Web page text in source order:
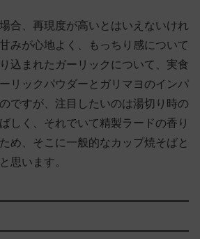
合、再現度が高いとはいえないけれ
みが心地よく、もっちり感について
込まれたガーリックについて、実食
リックパウダーとガリマヨのインパ
ですが、注目したいのは湯切り時の
しく、それでいて精製ラードの香り
め、そこに一般的なカップ焼そばと
思います。